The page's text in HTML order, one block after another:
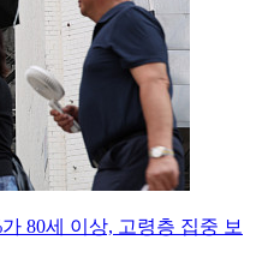
80세 이상, 고령층 집중 보